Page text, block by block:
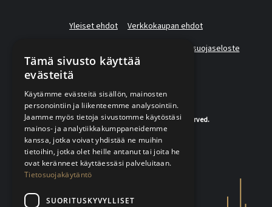
Yleiset ehdot
Verkkokaupan ehdot
Asiakas- ja suoramarkkinointirekisterin tietosuojaseloste
© 2020-2026 K.A.Rasmussen. All rights reserved.
Tämä sivusto käyttää
evästeitä
Käytämme evästeitä sisällön, mainosten
personointiin ja liikenteemme analysointiin.
Jaamme myös tietoja sivustomme käytöstäsi
mainos- ja analytiikkakumppaneidemme
kanssa, jotka voivat yhdistää ne muihin
tietoihin, jotka olet heille antanut tai joita he
ovat keränneet käyttäessäsi palveluitaan.
Tietosuojakäytäntö
SUORITUSKYVYLLISET